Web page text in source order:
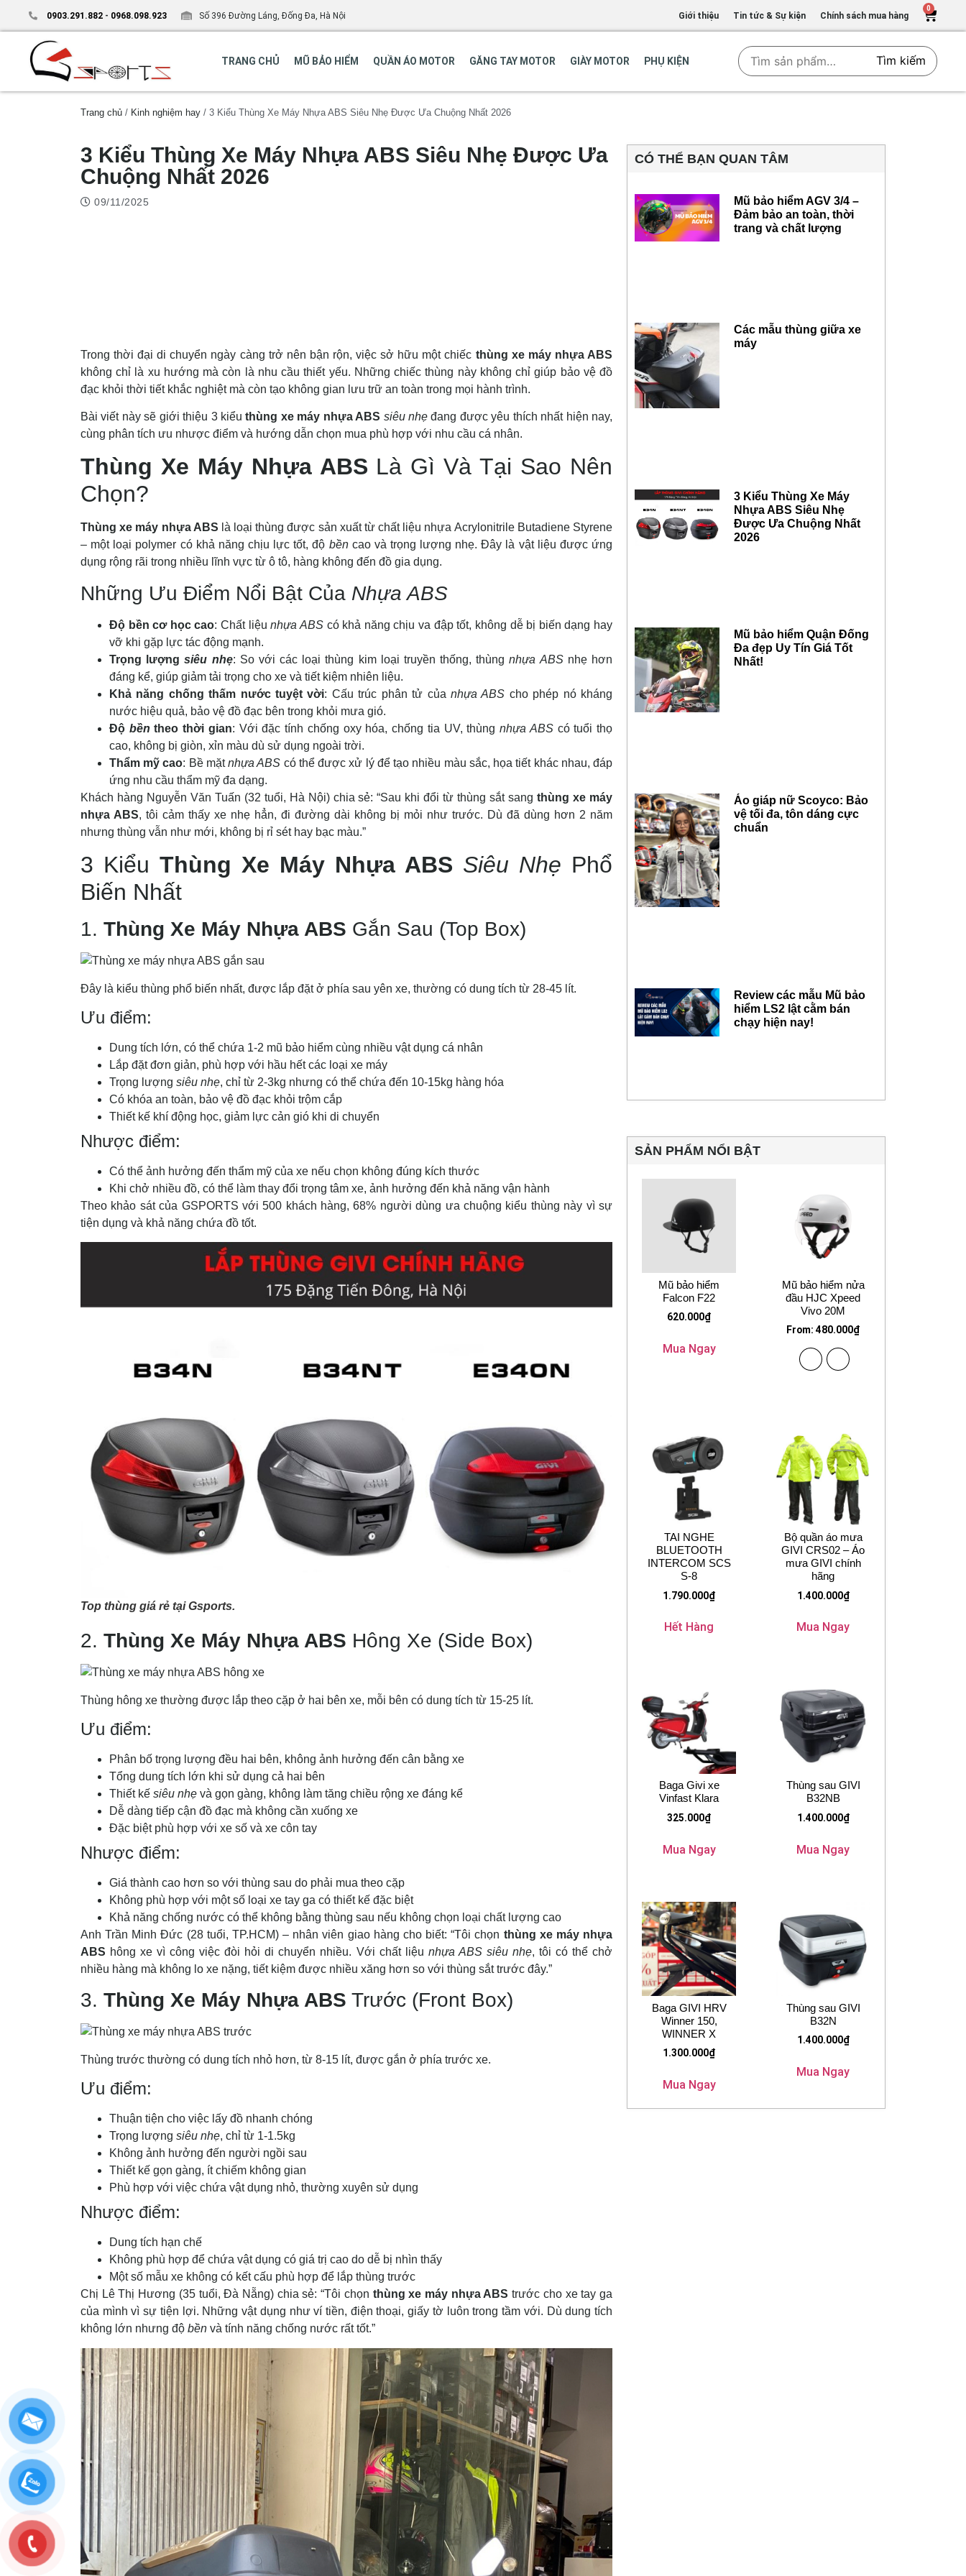
0903.291.882 - 0968.098.923 Số 396 Đường Láng, Đống Đa, Hà Nội Giới thiệu Tin tức & Sự kiện Chính sách mua hàng
0
TRANG CHỦ MŨ BẢO HIỂM QUẦN ÁO MOTOR GĂNG TAY MOTOR GIÀY MOTOR PHỤ KIỆN Tìm kiếm
Trang chủ / Kinh nghiệm hay / 3 Kiểu Thùng Xe Máy Nhựa ABS Siêu Nhẹ Được Ưa Chuộng Nhất 2026
3 Kiểu Thùng Xe Máy Nhựa ABS Siêu Nhẹ Được Ưa
Chuộng Nhất 2026
09/11/2025
Trong thời đại di chuyển ngày càng trở nên bận rộn, việc sở hữu một chiếc thùng xe máy nhựa ABS
không chỉ là xu hướng mà còn là nhu cầu thiết yếu. Những chiếc thùng này không chỉ giúp bảo vệ đồ
đạc khỏi thời tiết khắc nghiệt mà còn tạo không gian lưu trữ an toàn trong mọi hành trình.
Bài viết này sẽ giới thiệu 3 kiểuthùng xe máy nhựa ABS siêu nhẹ đang được yêu thích nhất hiện nay,
cùng phân tích ưu nhược điểm và hướng dẫn chọn mua phù hợp với nhu cầu cá nhân.
Thùng Xe Máy Nhựa ABS Là Gì Và Tại Sao Nên
Chọn?
Thùng xe máy nhựa ABS là loại thùng được sản xuất từ chất liệu nhựa Acrylonitrile Butadiene Styrene
– một loại polymer có khả năng chịu lực tốt, độ bềncao và trọng lượng nhẹ. Đây là vật liệu được ứng
dụng rộng rãi trong nhiều lĩnh vực từ ô tô, hàng không đến đồ gia dụng.
Những Ưu Điểm Nổi Bật Của Nhựa ABS
Độ bền cơ học cao: Chất liệunhựa ABScó khả năng chịu va đập tốt, không dễ bị biến dạng hay
vỡ khi gặp lực tác động mạnh.
Trọng lượngsiêu nhẹ: So với các loại thùng kim loại truyền thống, thùngnhựa ABSnhẹ hơn
đáng kể, giúp giảm tải trọng cho xe và tiết kiệm nhiên liệu.
Khả năng chống thấm nước tuyệt vời: Cấu trúc phân tử của nhựa ABS cho phép nó kháng
nước hiệu quả, bảo vệ đồ đạc bên trong khỏi mưa gió.
Độ bền theo thời gian: Với đặc tính chống oxy hóa, chống tia UV, thùngnhựa ABScó tuổi thọ
cao, không bị giòn, xỉn màu dù sử dụng ngoài trời.
Thẩm mỹ cao: Bề mặtnhựa ABS có thể được xử lý để tạo nhiều màu sắc, họa tiết khác nhau, đáp
ứng nhu cầu thẩm mỹ đa dạng.
Khách hàng Nguyễn Văn Tuấn (32 tuổi, Hà Nội) chia sẻ: “Sau khi đổi từ thùng sắt sangthùng xe máy
nhựa ABS, tôi cảm thấy xe nhẹ hẳn, đi đường dài không bị mỏi như trước. Dù đã dùng hơn 2 năm
nhưng thùng vẫn như mới, không bị rỉ sét hay bạc màu.”
3 Kiểu Thùng Xe Máy Nhựa ABS Siêu Nhẹ Phổ
Biến Nhất
1. Thùng Xe Máy Nhựa ABS Gắn Sau (Top Box)
Đây là kiểu thùng phổ biến nhất, được lắp đặt ở phía sau yên xe, thường có dung tích từ 28-45 lít.
Ưu điểm:
Dung tích lớn, có thể chứa 1-2 mũ bảo hiểm cùng nhiều vật dụng cá nhân
Lắp đặt đơn giản, phù hợp với hầu hết các loại xe máy
Trọng lượng siêu nhẹ, chỉ từ 2-3kg nhưng có thể chứa đến 10-15kg hàng hóa
Có khóa an toàn, bảo vệ đồ đạc khỏi trộm cắp
Thiết kế khí động học, giảm lực cản gió khi di chuyển
Nhược điểm:
Có thể ảnh hưởng đến thẩm mỹ của xe nếu chọn không đúng kích thước
Khi chở nhiều đồ, có thể làm thay đổi trọng tâm xe, ảnh hưởng đến khả năng vận hành
Theo khảo sát của GSPORTS với 500 khách hàng, 68% người dùng ưa chuộng kiểu thùng này vì sự
tiện dụng và khả năng chứa đồ tốt.
Top thùng giá rẻ tại Gsports.
2. Thùng Xe Máy Nhựa ABS Hông Xe (Side Box)
Thùng hông xe thường được lắp theo cặp ở hai bên xe, mỗi bên có dung tích từ 15-25 lít.
Ưu điểm:
Phân bố trọng lượng đều hai bên, không ảnh hưởng đến cân bằng xe
Tổng dung tích lớn khi sử dụng cả hai bên
Thiết kế siêu nhẹ và gọn gàng, không làm tăng chiều rộng xe đáng kể
Dễ dàng tiếp cận đồ đạc mà không cần xuống xe
Đặc biệt phù hợp với xe số và xe côn tay
Nhược điểm:
Giá thành cao hơn so với thùng sau do phải mua theo cặp
Không phù hợp với một số loại xe tay ga có thiết kế đặc biệt
Khả năng chống nước có thể không bằng thùng sau nếu không chọn loại chất lượng cao
Anh Trần Minh Đức (28 tuổi, TP.HCM) – nhân viên giao hàng cho biết: “Tôi chọn thùng xe máy nhựa
ABS hông xe vì công việc đòi hỏi di chuyển nhiều. Với chất liệu nhựa ABS siêu nhẹ, tôi có thể chở
nhiều hàng mà không lo xe nặng, tiết kiệm được nhiều xăng hơn so với thùng sắt trước đây.”
3. Thùng Xe Máy Nhựa ABS Trước (Front Box)
Thùng trước thường có dung tích nhỏ hơn, từ 8-15 lít, được gắn ở phía trước xe.
Ưu điểm:
Thuận tiện cho việc lấy đồ nhanh chóng
Trọng lượng siêu nhẹ, chỉ từ 1-1.5kg
Không ảnh hưởng đến người ngồi sau
Thiết kế gọn gàng, ít chiếm không gian
Phù hợp với việc chứa vật dụng nhỏ, thường xuyên sử dụng
Nhược điểm:
Dung tích hạn chế
Không phù hợp để chứa vật dụng có giá trị cao do dễ bị nhìn thấy
Một số mẫu xe không có kết cấu phù hợp để lắp thùng trước
Chị Lê Thị Hương (35 tuổi, Đà Nẵng) chia sẻ: “Tôi chọn thùng xe máy nhựa ABS trước cho xe tay ga
của mình vì sự tiện lợi. Những vật dụng như ví tiền, điện thoại, giấy tờ luôn trong tầm với. Dù dung tích
không lớn nhưng độ bền và tính năng chống nước rất tốt.”
CÓ THỂ BẠN QUAN TÂM
Mũ bảo hiểm AGV 3/4 –
Đảm bảo an toàn, thời
trang và chất lượng
Các mẫu thùng giữa xe
máy
3 Kiểu Thùng Xe Máy
Nhựa ABS Siêu Nhẹ
Được Ưa Chuộng Nhất
2026
Mũ bảo hiểm Quận Đống
Đa đẹp Uy Tín Giá Tốt
Nhất!
Áo giáp nữ Scoyco: Bảo
vệ tối đa, tôn dáng cực
chuẩn
Review các mẫu Mũ bảo
hiểm LS2 lật cằm bán
chạy hiện nay!
SẢN PHẨM NỔI BẬT
Mũ bảo hiểm
Falcon F22
620.000₫
Mua Ngay
Mũ bảo hiểm nửa
đầu HJC Xpeed
Vivo 20M
From:480.000₫
TAI NGHE
BLUETOOTH
INTERCOM SCS
S-8
1.790.000₫
Hết Hàng
Bộ quần áo mưa
GIVI CRS02 – Áo
mưa GIVI chính
hãng
1.400.000₫
Mua Ngay
Baga Givi xe
Vinfast Klara
325.000₫
Mua Ngay
Thùng sau GIVI
B32NB
1.400.000₫
Mua Ngay
Baga GIVI HRV
Winner 150,
WINNER X
1.300.000₫
Mua Ngay
Thùng sau GIVI
B32N
1.400.000₫
Mua Ngay